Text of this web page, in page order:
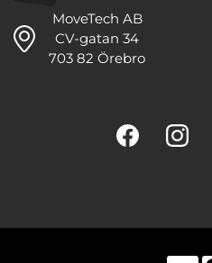
MoveTech AB
CV-gatan 34
703 82 Örebro